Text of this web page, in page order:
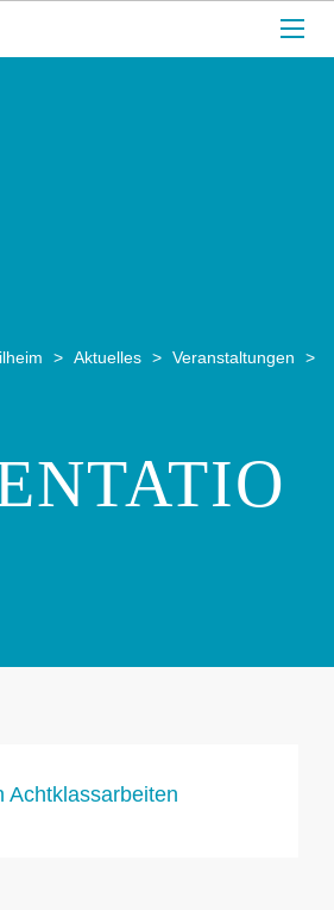
> Aktuelles > Veranstaltungen
>
Achtklassarbeiten